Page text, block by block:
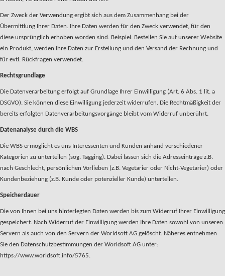
Der Zweck der Verwendung ergibt sich aus dem Zusammenhang bei der
Übermittlung Ihrer Daten. Ihre Daten werden für den Zweck verwendet, für den
diese ursprünglich erhoben worden sind. Beispiel: Bestellen Sie auf unserer Website
ein Produkt, werden Ihre Daten zur Erstellung und den Versand der Rechnung und
für evtl. Rückfragen verwendet.
Rechtsgrundlage
Die Datenverarbeitung erfolgt auf Grundlage Ihrer Einwilligung (Art. 6 Abs. 1 lit. a
DSGVO). Sie können diese Einwilligung jederzeit widerrufen. Die Rechtmäßigkeit der
bereits erfolgten Datenverarbeitungsvorgänge bleibt vom Widerruf unberührt.
Datenanalyse durch die WBS
Die WBS ermöglicht es uns Interessenten und Kunden anhand verschiedener
Kategorien zu unterteilen (sog. Tagging). Dabei lassen sich die Adresseinträge z.B.
nach Geschlecht, persönlichen Vorlieben (z.B. Vegetarier oder Nicht-Vegetarier) oder
Kundenbeziehung (z.B. Kunde oder potenzieller Kunde) unterteilen.
Speicherdauer
Die von Ihnen bei uns hinterlegten Daten werden bis zum Widerruf Ihrer Einwilligung
gespeichert. Nach Widerruf der Einwilligung werden Ihre Daten sowohl von unseren
Servern als auch von den Servern der Worldsoft AG gelöscht. Näheres entnehmen
Sie den Datenschutzbestimmungen der Worldsoft AG unter:
https://www.worldsoft.info/5765.